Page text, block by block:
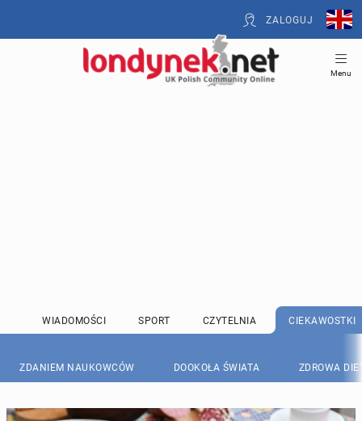
ZALOGUJ
Menu
WIADOMOŚCI SPORT CZYTELNIA CIEKAWOSTKI
ZDANIEM NAUKOWCÓW DOOKOŁA ŚWIATA ZDROWA